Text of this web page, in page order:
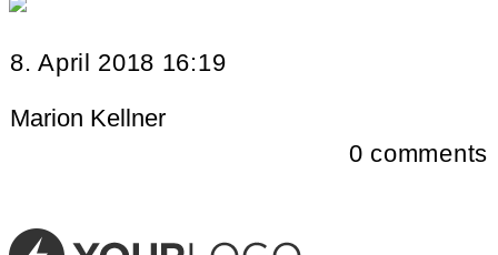
8. April 2018 16:19
Marion Kellner
0 comments